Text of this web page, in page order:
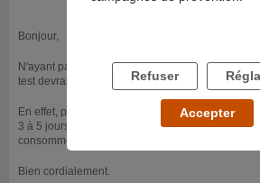
Bonjour,
N'ayant pas consommé régulièrement de
test devrait être négatif dans les urines, ainsi que
En effet, pour un usage occasionnel, la durée
3 à 5 jours dans les urines. Dans le sang,
consommées, la durée moyenne de positivité est
Bien cordialement.
Refuser
Accepter